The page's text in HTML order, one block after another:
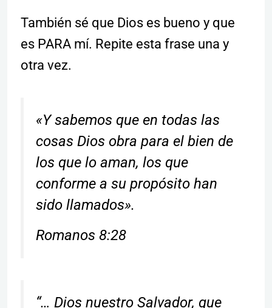
También sé que Dios es bueno y que
es PARA mí. Repite esta frase una y
otra vez.
«Y sabemos que en todas las
cosas Dios obra para el bien de
los que lo aman, los que
conforme a su propósito han
sido llamados».
Romanos 8:28
“… Dios nuestro Salvador, que